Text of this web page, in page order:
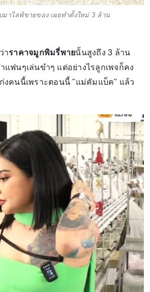
าไลฟ์ขายของ เผยทำดั้งใหม่ 3 ล้าน
าราคาจมูกพิมรี่พายนั้นสูงถึง 3 ล้าน
แฟนๆเล่นขำๆ แต่อย่างไรลูกเพจก็คง
งคนนี้เพราะตอนนี้ "แม่คัมแบ็ค" แล้ว